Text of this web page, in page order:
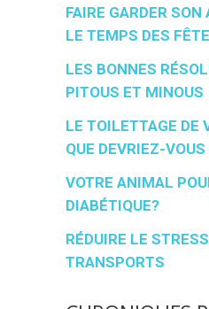
FAIRE GARDER
LE TEMPS DES
LES BONNES
PITOUS ET MINOUS
LE TOILETTAGE DE
QUE DEVRIEZ-
VOTRE ANIMAL
DIABÉTIQUE?
RÉDUIRE LE
TRANSPORTS